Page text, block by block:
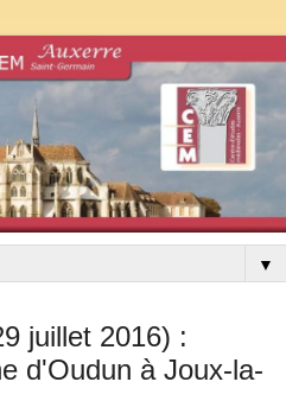
▼
juillet 2016) :
d'Oudun à Joux-la-